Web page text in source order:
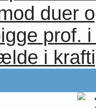
duer
prof.
i